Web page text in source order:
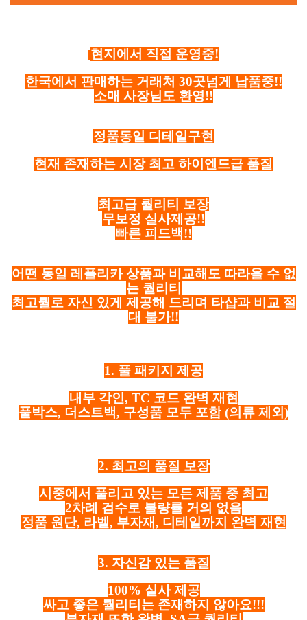
현지에서 직접 운영중!
한국에서 판매하는 거래처 30곳넘게 납품중!!
소매 사장님도 환영!!
정품동일 디테일구현
현재 존재하는 시장 최고 하이엔드급 품질
최고급 퀄리티 보장
무보정 실사제공!!
빠른 피드백!!
어떤 동일 레플리카 상품과 비교해도 따라올 수 없
는 퀄리티
최고퀄로 자신 있게 제공해 드리며 타샵과 비교 절
대 불가!!
1. 풀 패키지 제공
내부 각인, TC 코드 완벽 재현
풀박스, 더스트백, 구성품 모두 포함 (의류 제외)
2. 최고의 품질 보장
시중에서 풀리고 있는 모든 제품 중 최고
2차례 검수로 불량률 거의 없음
정품 원단, 라벨, 부자재, 디테일까지 완벽 재현
3. 자신감 있는 품질
100% 실사 제공
싸고 좋은 퀄리티는 존재하지 않아요!!!